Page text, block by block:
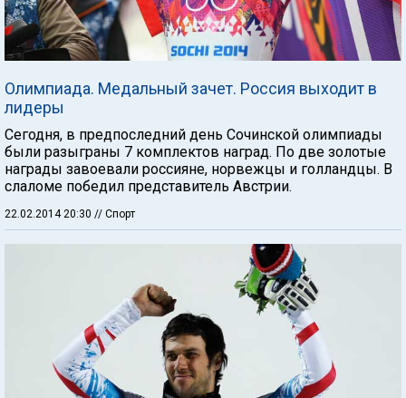
Олимпиада. Медальный зачет. Россия выходит в
лидеры
Сегодня, в предпоследний день Сочинской олимпиады
были разыграны 7 комплектов наград. По две золотые
награды завоевали россияне, норвежцы и голландцы. В
слаломе победил представитель Австрии.
22.02.2014 20:30 // Спорт